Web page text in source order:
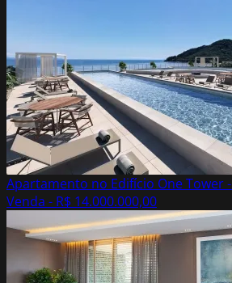
Apartamento no Edifício One Tower
Venda - R$ 14.000.000,00